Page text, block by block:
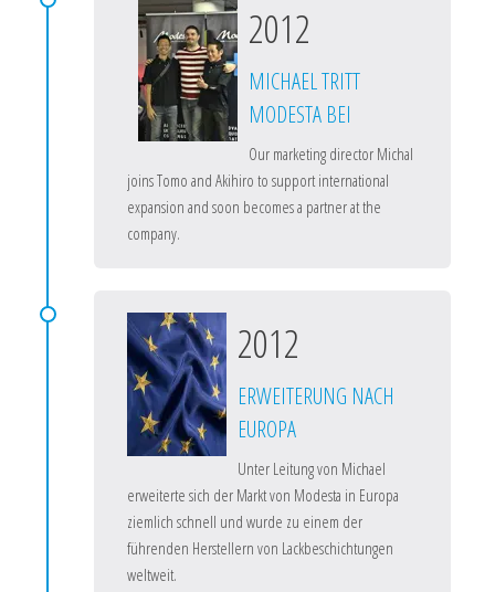
2012
MICHAEL TRITT
MODESTA BEI
Our marketing director Michal
joins Tomo and Akihiro to support international
expansion and soon becomes a partner at the
company.
2012
ERWEITERUNG NACH
EUROPA
Unter Leitung von Michael
erweiterte sich der Markt von Modesta in Europa
ziemlich schnell und wurde zu einem der
führenden Herstellern von Lackbeschichtungen
weltweit.